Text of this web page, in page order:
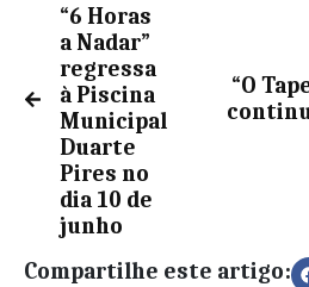
“6 Horas
a Nadar”
regressa
à Piscina
Municipal
Duarte
Pires no
dia 10 de
junho
“O
Compartilhe este artigo: